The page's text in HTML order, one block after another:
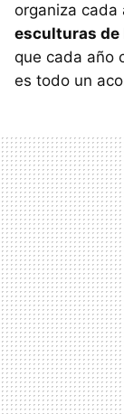
organiza cada
esculturas de
que cada año
es todo un